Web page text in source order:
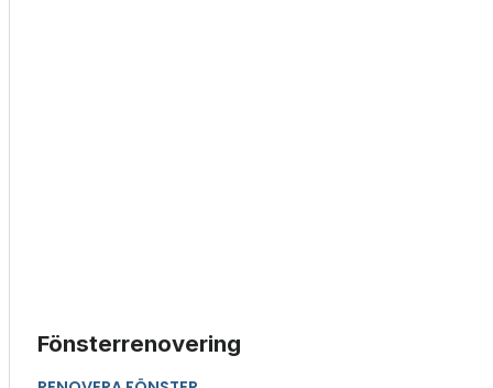
Fönsterrenovering